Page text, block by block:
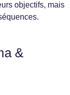
objectifs, mais
&